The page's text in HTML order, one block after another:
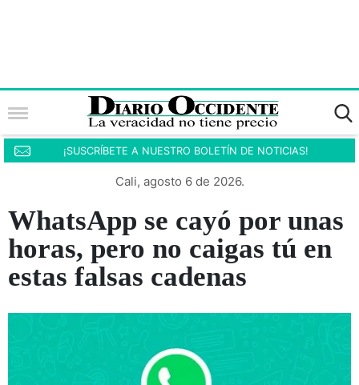
¡SUSCRÍBETE A NUESTRO BOLETÍN DE NOTICIAS!
Cali, agosto 6 de 2026.
WhatsApp se cayó por unas
horas, pero no caigas tú en
estas falsas cadenas